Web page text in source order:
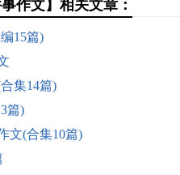
作文】相关文章：
15篇)
集14篇)
篇)
文(合集10篇)